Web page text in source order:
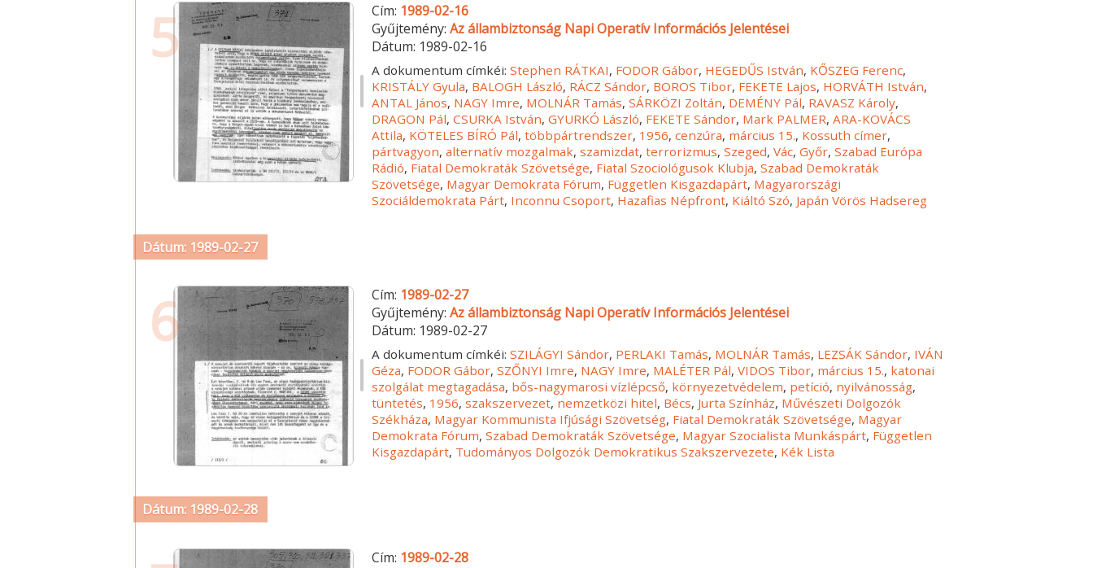
5 Cím: 1989-02-16
Gyűjtemény:Az állambiztonság Napi Operatív Információs Jelentései
Dátum: 1989-02-16
A dokumentum címkéi:Stephen RÁTKAI, FODOR Gábor, HEGEDŰS István, KŐSZEG Ferenc,
KRISTÁLY Gyula, BALOGH László, RÁCZ Sándor, BOROS Tibor, FEKETE Lajos, HORVÁTH István,
ANTAL János, NAGY Imre, MOLNÁR Tamás,SÁRKÖZI Zoltán, DEMÉNY Pál, RAVASZ Károly,
DRAGON Pál,CSURKA István,GYURKÓ László, FEKETE Sándor, Mark PALMER,ARA-KOVÁCS
Attila, KÖTELES BÍRÓ Pál,többpártrendszer, 1956,cenzúra, március 15., Kossuth címer,
pártvagyon,alternatív mozgalmak,szamizdat,terrorizmus,Szeged,Vác,Győr,Szabad Európa
Rádió, Fiatal Demokraták Szövetsége, Fiatal Szociológusok Klubja,Szabad Demokraták
Szövetsége, Magyar Demokrata Fórum, Független Kisgazdapárt, Magyarországi
Szociáldemokrata Párt, Inconnu Csoport, Hazafias Népfront, Kiáltó Szó, Japán Vörös Hadsereg
Dátum: 1989-02-27
6 Cím: 1989-02-27
Gyűjtemény:Az állambiztonság Napi Operatív Információs Jelentései
Dátum: 1989-02-27
A dokumentum címkéi:SZILÁGYI Sándor, PERLAKI Tamás, MOLNÁR Tamás, LEZSÁK Sándor, IVÁN
Géza, FODOR Gábor,SZŐNYI Imre, NAGY Imre, MALÉTER Pál,VIDOS Tibor, március 15., katonai
szolgálat megtagadása, bős-nagymarosi vízlépcső, környezetvédelem, petíció, nyilvánosság,
tüntetés, 1956,szakszervezet, nemzetközi hitel, Bécs, Jurta Színház, Művészeti Dolgozók
Székháza, Magyar Kommunista Ifjúsági Szövetség, Fiatal Demokraták Szövetsége, Magyar
Demokrata Fórum,Szabad Demokraták Szövetsége, Magyar Szocialista Munkáspárt, Független
Kisgazdapárt, Tudományos Dolgozók Demokratikus Szakszervezete, Kék Lista
Dátum: 1989-02-28
Cím: 1989-02-28